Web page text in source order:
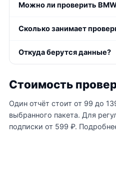
Можно ли проверить
Сколько занимает
Откуда берутся данные?
Стоимость
Один отчёт стоит от 99 до
выбранного пакета. Для
подписки от 599 ₽.